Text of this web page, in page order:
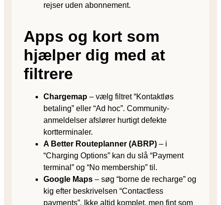
rejser uden abonnement.
Apps og kort som
hjælper dig med at
filtrere
Chargemap – vælg filtret “Kontaktløs
betaling” eller “Ad hoc”. Community-
anmeldelser afslører hurtigt defekte
kortterminaler.
A Better Routeplanner (ABRP) – i
“Charging Options” kan du slå “Payment
terminal” og “No membership” til.
Google Maps – søg “borne de recharge” og
kig efter beskrivelsen “Contactless
payments”. Ikke altid komplet, men fint som